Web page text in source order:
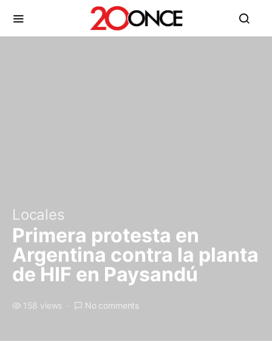
Locales
Primera protesta en
Argentina contra la planta
de HIF en Paysandú
158 views No comments